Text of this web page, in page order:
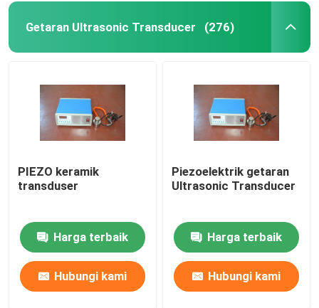
Getaran Ultrasonic Transducer (276)
PIEZO keramik
transduser
Harga terbaik
Hubungi kami
Piezoelektrik getaran
Ultrasonic Transducer
Harga terbaik
Hubungi kami